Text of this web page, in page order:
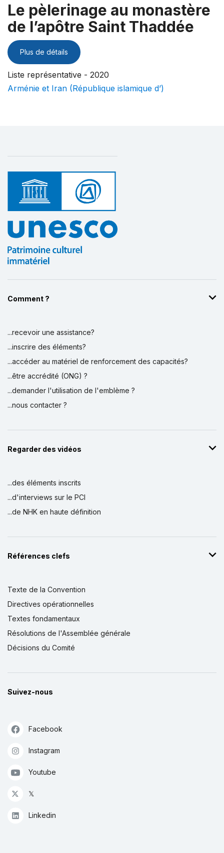
Le pèlerinage au monastère
de l’apôtre Saint Thaddée
Plus de détails
Liste représentative - 2020
Arménie et Iran (République islamique d’)
Comment ?
...recevoir une assistance?
...inscrire des éléments?
...accéder au matériel de renforcement des capacités?
...être accrédité (ONG) ?
...demander l'utilisation de l'emblème ?
...nous contacter ?
Regarder des vidéos
...des éléments inscrits
...d'interviews sur le PCI
...de NHK en haute définition
Références clefs
Texte de la Convention
Directives opérationnelles
Textes fondamentaux
Résolutions de l'Assemblée générale
Décisions du Comité
Suivez-nous
Facebook
Instagram
Youtube
𝕏
Linkedin